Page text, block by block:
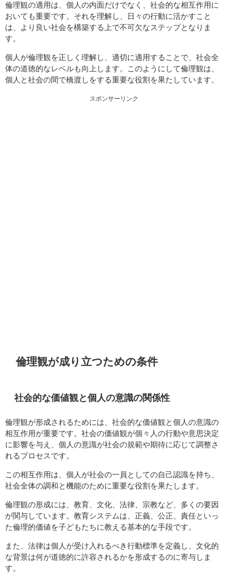
倫理観の適用は、個人の内面だけでなく、社会的な相互作用に
おいても重要です。それを理解し、日々の行動に活かすこと
は、より良い社会を構築する上で不可欠なステップとなりま
す。
個人が倫理観を正しく理解し、適切に適用することで、社会全
体の道徳的なレベルも向上します。このようにして倫理観は、
個人と社会の間で橋渡しをする重要な役割を果たしています。
スポンサーリンク
倫理観が成り立つための条件
社会的な価値観と個人の意識の関係性
倫理観が形成されるためには、社会的な価値観と個人の意識の
相互作用が重要です。社会の価値観が個々人の行動や意思決定
に影響を与え、個人の意識が社会の規範や期待に応じて調整さ
れるプロセスです。
この相互作用は、個人が社会の一員としての自己認識を持ち、
社会全体の調和と機能のために重要な役割を果たします。
倫理観の形成には、教育、文化、法律、宗教など、多くの要因
が関与しています。教育システムは、正義、公正、責任といっ
た倫理的価値を子どもたちに教える基本的な手段です。
また、法律は個人が受け入れるべき行動標準を定義し、文化的
な背景は何が道徳的に許容されるかを形成するのに寄与しま
す。